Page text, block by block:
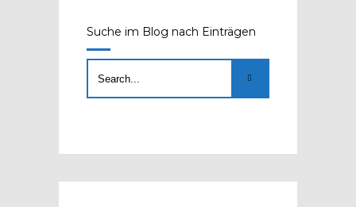
Suche im Blog nach Einträgen